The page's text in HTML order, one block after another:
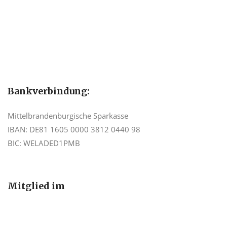
Bankverbindung:
Mittelbrandenburgische Sparkasse
IBAN: DE81 1605 0000 3812 0440 98
BIC: WELADED1PMB
Mitglied im